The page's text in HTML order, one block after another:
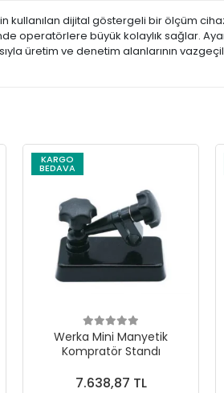
dijital göstergeli bir ölçüm
operatörlere büyük kolaylık sağlar.
üretim ve denetim alanlarının
KARGO
BEDAVA
Werka Mini Manyetik
Kompratör Standı
7.638,87 TL